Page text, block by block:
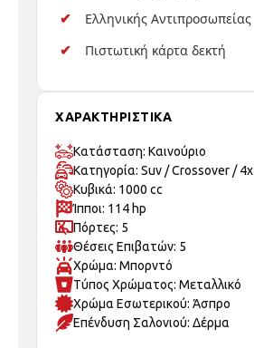
Ελληνικής Αντιπροσωπείας
Πιστωτική κάρτα δεκτή
Κατάσταση: Καινούριo
Κατηγορία: Suv / Crossover / 4x4
Κυβικά: 1000 cc
Ίπποι: 114 hp
Πόρτες: 5
Θέσεις Επιβατών: 5
Χρώμα: Μπορντό
Τύπος Χρώματος: Μεταλλικό
Χρώμα Εσωτερικού: Άσπρο
Επένδυση Σαλονιού: Δέρμα